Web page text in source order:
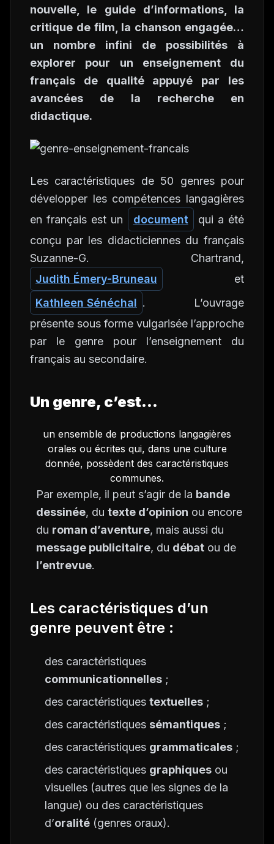
nouvelle, le guide d’informations, la
critique de film, la chanson engagée…
un nombre infini de possibilités à
explorer pour un enseignement du
français de qualité appuyé par les
avancées de la recherche en
didactique.
Les caractéristiques de 50 genres pour
développer les compétences langagières
en français est un
document
qui a été
conçu par les didacticiennes du français
Suzanne-G. Chartrand,
Judith Émery-Bruneau
et
Kathleen Sénéchal . L’ouvrage
présente sous forme vulgarisée l’approche
par le genre pour l’enseignement du
français au secondaire.
Un genre, c’est…
un ensemble de productions langagières
orales ou écrites qui, dans une culture
donnée, possèdent des caractéristiques
communes.
Par exemple, il peut s’agir de la bande
dessinée, du texte d’opinion ou encore
du roman d’aventure, mais aussi du
message publicitaire, du débat ou de
l’entrevue.
Les caractéristiques d’un
genre peuvent être :
des caractéristiques
communicationnelles ;
des caractéristiques textuelles ;
des caractéristiques sémantiques ;
des caractéristiques grammaticales ;
des caractéristiques graphiques ou
visuelles (autres que les signes de la
langue) ou des caractéristiques
d’oralité (genres oraux).